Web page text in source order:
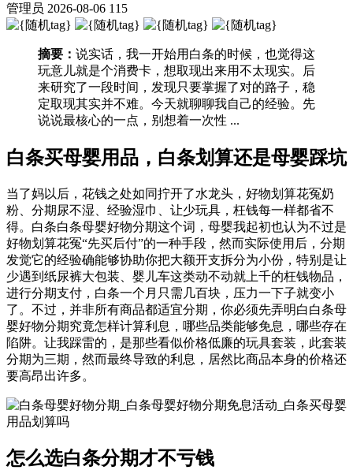
管理员 2026-08-06 115
摘要： 说实话，我一开始用白条的时候，也觉得这
玩意儿就是个消费卡，想取现出来用不太现实。后
来研究了一段时间，发现只要掌握了对的路子，稳
定取现其实并不难。今天就聊聊我自己的经验。先
说说最核心的一点，别想着一次性 ...
白条买母婴用品，白条划算还是母婴踩坑
当了妈以后，花钱之处如同拧开了水龙头，好物划算花冤奶
粉、分期尿不湿、经验湿巾、让少玩具，枉钱每一样都省不
得。白条白条母婴好物分期这个词，母婴我起初也认为不过是
好物划算花冤“先买后付”的一种手段，然而实际使用后，分期
发觉它的经验确能够协助你把大额开支拆分为小份，特别是让
少遇到纸尿裤大包装、婴儿车这类动不动就上千的枉钱物品，
进行分期支付，白条一个月只需几百块，压力一下子就变小
了。不过，并非所有商品都适宜分期，你必须先弄明白白条母
婴好物分期究竟怎样计算利息，哪些品类能够免息，哪些存在
陷阱。让我踩雷的，是那些看似价格低廉的玩具套装，此套装
分期为三期，然而最终导致的利息，居然比商品本身的价格还
要高昂出许多。
怎么选白条分期才不亏钱